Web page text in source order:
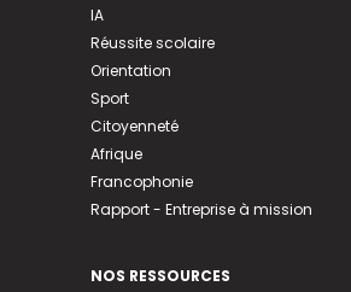
IA
Réussite scolaire
Orientation
Sport
Citoyenneté
Afrique
Francophonie
Rapport - Entreprise à mission
NOS RESSOURCES